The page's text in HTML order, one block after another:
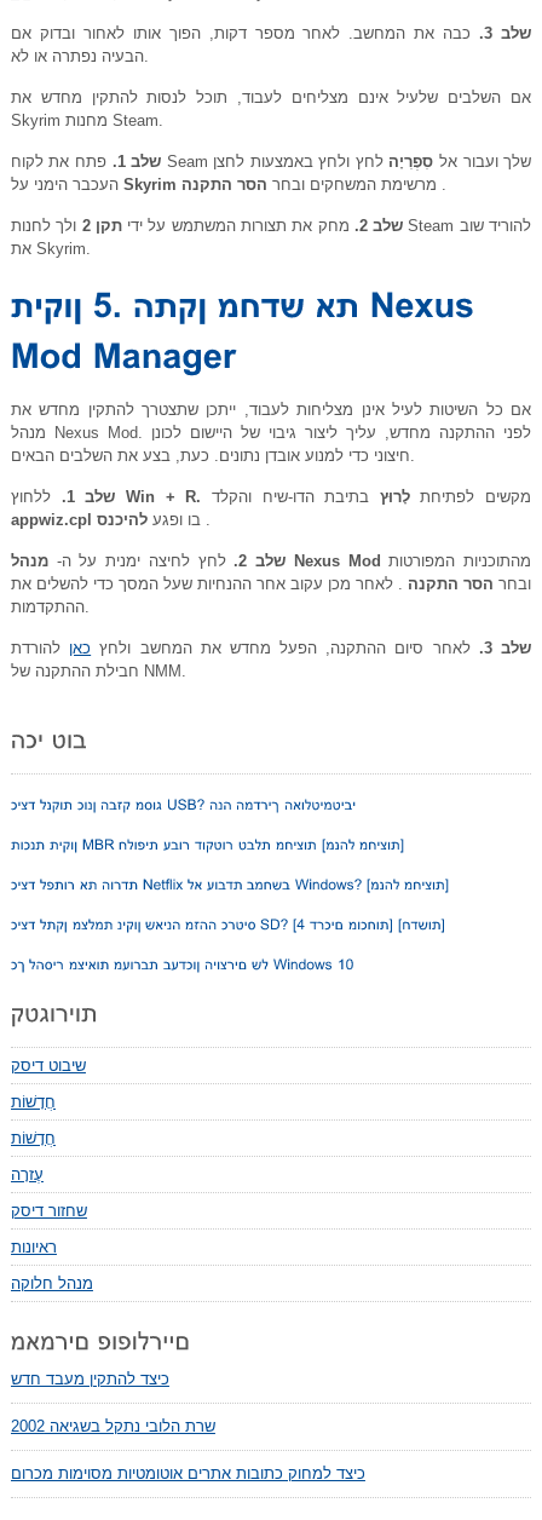
שלב 3.
כבה את המחשב. לאחר מספר דקות, הפוך אותו לאחור ובדוק אם
הבעיה נפתרה או לא.
אם השלבים שלעיל אינם מצליחים לעבוד, תוכל לנסות להתקין מחדש את
Skyrim מחנות Steam.
שלב 1. פתח את לקוח Seam שלך ועבור אל סִפְרִיָה לחץ ולחץ באמצעות לחצן
העכבר הימני על Skyrim מרשימת המשחקים ובחר הסר התקנה .
שלב 2. מחק את תצורות המשתמש על ידיתקן 2
ולך לחנות Steam להוריד שוב
את Skyrim.
אם כל השיטות לעיל אינן מצליחות לעבוד, ייתכן שתצטרך להתקין מחדש את
מנהל Nexus Mod. לפני ההתקנה מחדש, עליך ליצור גיבוי של היישום לכונן
חיצוני כדי למנוע אובדן נתונים. כעת, בצע את השלבים הבאים.
שלב 1. Win + R. מקשים לפתיחתלָרוּץ בתיבת הדו-שיח והקלד
appwiz.cpl
בו ופגעלהיכנס .
שלב 2. לחץ לחיצה ימנית על ה- מנהל Nexus Mod מהתוכניות המפורטות
ובחר הסר התקנה . לאחר מכן עקוב אחר ההנחיות שעל המסך כדי להשלים את
ההתקדמות.
שלב 3. לאחר סיום ההתקנה, הפעל מחדש את המחשב ולחץ כאן להורדת
חבילת ההתקנה של NMM.
שיבוט דיסק
חֲדָשׁוֹת
חֲדָשׁוֹת
עֶזרָה
שחזור דיסק
ראיונות
מנהל חלוקה
כיצד להתקין מעבד חדש
שרת הלובי נתקל בשגיאה 2002
כיצד למחוק כתובות אתרים אוטומטיות מסוימות מכרום